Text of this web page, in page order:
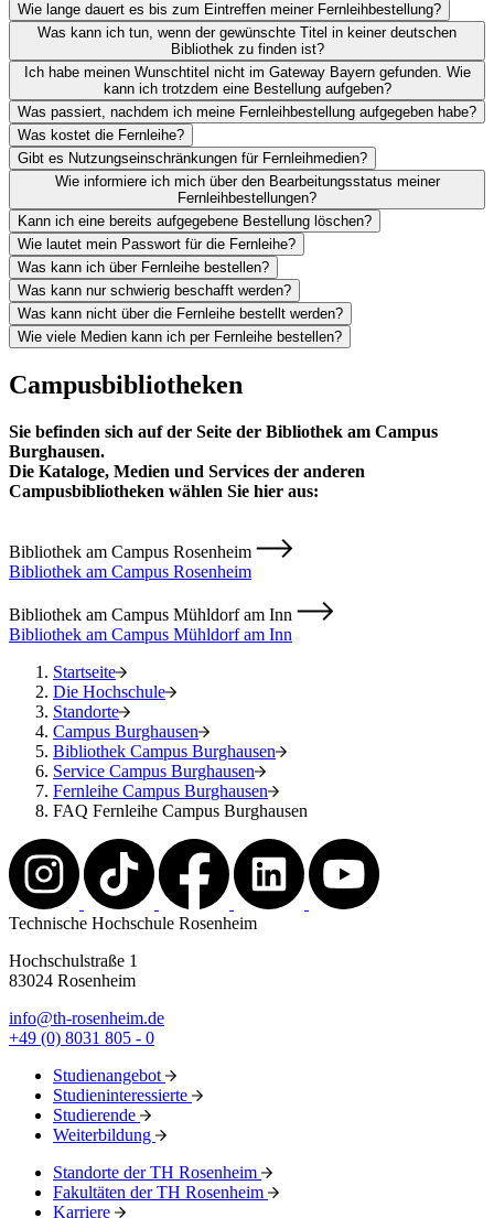
Wie lange dauert es bis zum Eintreffen meiner Fernleihbestellung?
Was kann ich tun, wenn der gewünschte Titel in keiner deutschen
Bibliothek zu finden ist?
Ich habe meinen Wunschtitel nicht im Gateway Bayern gefunden. Wie
kann ich trotzdem eine Bestellung aufgeben?
Was passiert, nachdem ich meine Fernleihbestellung aufgegeben habe?
Was kostet die Fernleihe?
Gibt es Nutzungseinschränkungen für Fernleihmedien?
Wie informiere ich mich über den Bearbeitungsstatus meiner
Fernleihbestellungen?
Kann ich eine bereits aufgegebene Bestellung löschen?
Wie lautet mein Passwort für die Fernleihe?
Was kann ich über Fernleihe bestellen?
Was kann nur schwierig beschafft werden?
Was kann nicht über die Fernleihe bestellt werden?
Wie viele Medien kann ich per Fernleihe bestellen?
Campusbibliotheken
Sie befinden sich auf der Seite der Bibliothek am Campus
Burghausen.
Die Kataloge, Medien und Services der anderen
Campusbibliotheken wählen Sie hier aus:
Bibliothek am Campus Rosenheim
Bibliothek am Campus Rosenheim
Bibliothek am Campus Mühldorf am Inn
Bibliothek am Campus Mühldorf am Inn
Startseite
Die Hochschule
Standorte
Campus Burghausen
Bibliothek Campus Burghausen
Service Campus Burghausen
Fernleihe Campus Burghausen
FAQ Fernleihe Campus Burghausen
Technische Hochschule Rosenheim
Hochschulstraße 1
83024 Rosenheim
info@th-rosenheim.de
+49 (0) 8031 805 - 0
Studienangebot
Studieninteressierte
Studierende
Weiterbildung
Standorte der TH Rosenheim
Fakultäten der TH Rosenheim
Karriere